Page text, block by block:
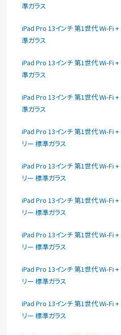
準ガラス
iPad Pro 13インチ 第1世代 Wi-Fi
準ガラス
iPad Pro 13インチ 第1世代 Wi-Fi
準ガラス
iPad Pro 13インチ 第1世代 Wi-Fi
準ガラス
iPad Pro 13インチ 第1世代 Wi-Fi
リー 標準ガラス
iPad Pro 13インチ 第1世代 Wi-Fi
リー 標準ガラス
iPad Pro 13インチ 第1世代 Wi-Fi
リー 標準ガラス
iPad Pro 13インチ 第1世代 Wi-Fi
リー 標準ガラス
iPad Pro 13インチ 第1世代 Wi-Fi
リー 標準ガラス
iPad Pro 13インチ 第1世代 Wi-Fi
リー 標準ガラス